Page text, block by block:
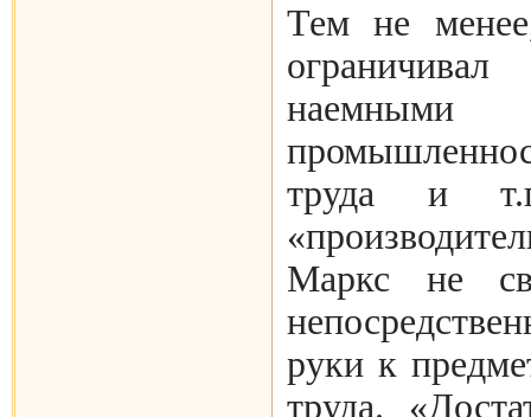
Тем не
труда и
Маркс не
руки к
труда.